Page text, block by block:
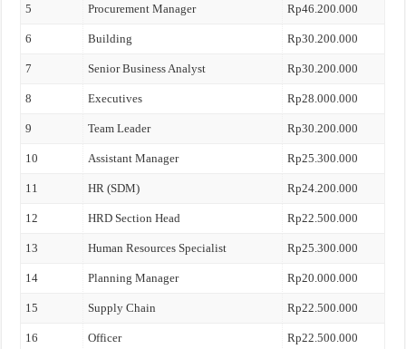
5 Procurement Manager Rp46.200.000
6 Building Rp30.200.000
7 Senior Business Analyst Rp30.200.000
8 Executives Rp28.000.000
9 Team Leader Rp30.200.000
10 Assistant Manager Rp25.300.000
11 HR (SDM) Rp24.200.000
12 HRD Section Head Rp22.500.000
13 Human Resources Specialist Rp25.300.000
14 Planning Manager Rp20.000.000
15 Supply Chain Rp22.500.000
16 Officer Rp22.500.000